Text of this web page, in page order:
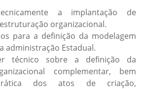
a implantação de
organizacional.
para a definição da modelagem
administração Estadual.
técnico sobre a definição da
complementar, bem
dos atos de criação,